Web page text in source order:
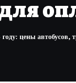
цены автобусов,